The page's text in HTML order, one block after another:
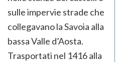
sulle impervie strade che
collegavano la Savoia alla
bassa Valle d’Aosta.
Trasportati nel 1416 alla